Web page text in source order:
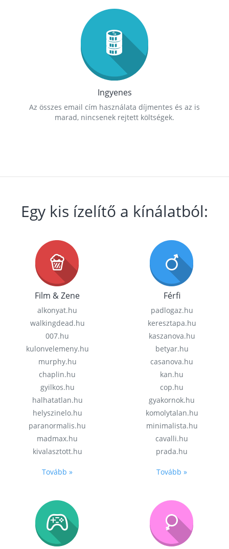
Ingyenes
Az összes email cím használata díjmentes és az is
marad, nincsenek rejtett költségek.
Egy kis ízelítő a kínálatból:
Film & Zene
alkonyat.hu
walkingdead.hu
007.hu
kulonvelemeny.hu
murphy.hu
chaplin.hu
gyilkos.hu
halhatatlan.hu
helyszinelo.hu
paranormalis.hu
madmax.hu
kivalasztott.hu
Tovább »
Férfi
padlogaz.hu
keresztapa.hu
kaszanova.hu
betyar.hu
casanova.hu
kan.hu
cop.hu
gyakornok.hu
komolytalan.hu
minimalista.hu
cavalli.hu
prada.hu
Tovább »